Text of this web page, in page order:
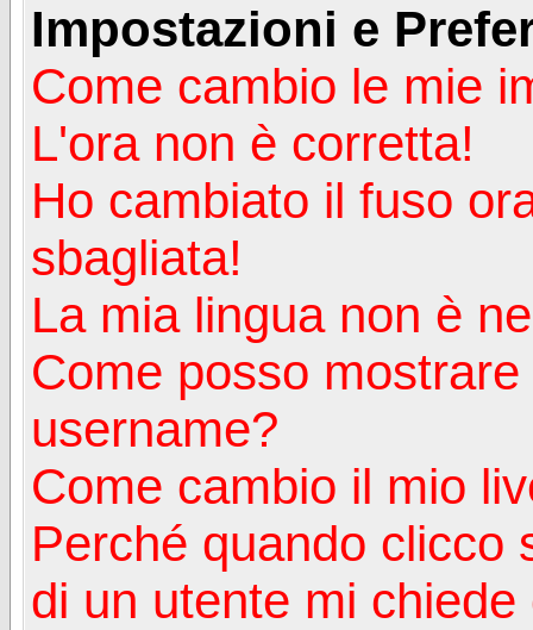
Impostazioni e
Come cambio le mie
L'ora non è corretta!
Ho cambiato il fuso
sbagliata!
La mia lingua non è
Come posso
username?
Come cambio il mio
Perché quando clicco
di un utente mi